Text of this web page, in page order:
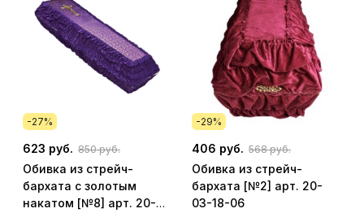
-27%
623 руб. 850 руб.
Обивка из стрейч-
бархата с золотым
накатом [№8] арт. 20-
-29%
406 руб. 568 руб.
Обивка из стрейч-
бархата [№2] арт. 20-
03-18-06